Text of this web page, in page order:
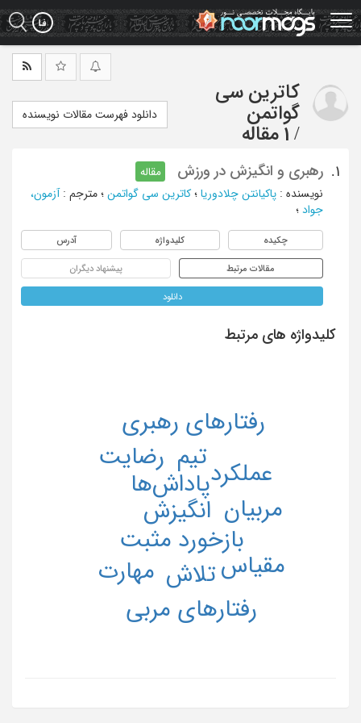
Skip
to
main
کاترین سی
گواتمن
/ 1 مقاله
دانلود فهرست مقالات نویسنده
1. رهبری و انگیزش در ورزش
مقاله
نویسنده : پاکیانتن چلادوریا ؛ کاترین سی گواتمن ؛ مترجم : آزمون،
جواد ؛
چکیده کلیدواژه آدرس
مقالات مرتبط پیشنهاد دیگران
دانلود
کلیدواژه های مرتبط
انگیزش
بازخورد مثبت
پاداش‌ها
تلاش
تیم رضایت
رفتارهای رهبری
رفتارهای مربی
عملکرد
مربیان
مقیاس مهارت